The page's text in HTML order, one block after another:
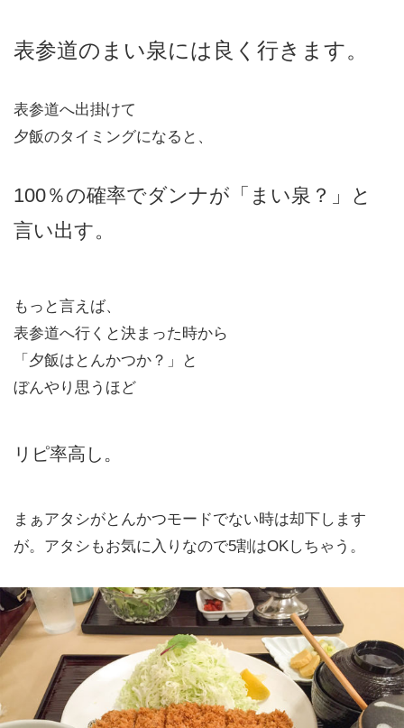
表参道のまい泉には良く行きます。
表参道へ出掛けて
夕飯のタイミングになると、
100％の確率でダンナが「まい泉？」と
言い出す。
もっと言えば、
表参道へ行くと決まった時から
「夕飯はとんかつか？」と
ぼんやり思うほど
リピ率高し。
まぁアタシがとんかつモードでない時は却下します
が。アタシもお気に入りなので5割はOKしちゃう。